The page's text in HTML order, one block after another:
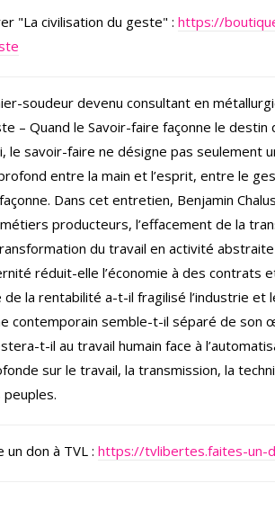
"La civilisation du geste" : https://
soudeur devenu consultant en
– Quand le Savoir-faire façonne le destin
le savoir-faire ne désigne pas seulement
entre la main et l’esprit, entre le
Dans cet entretien, Benjamin
producteurs, l’effacement de la
du travail en activité
réduit-elle l’économie à des contrats
de la rentabilité a-t-il fragilisé l’industrie et
contemporain semble-t-il séparé de son
t-il au travail humain face à
sur le travail, la transmission, la
peuples.
un don à TVL :https://tvlibertes.faites-un-